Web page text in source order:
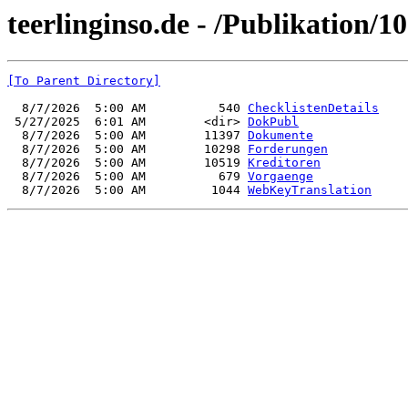
teerlinginso.de - /Publikation/
[To Parent Directory]
  8/7/2026  5:00 AM          540
ChecklistenDetails
5/27/2025  6:01 AM        <dir> DokPubl
  8/7/2026  5:00 AM        11397
Dokumente
  8/7/2026  5:00 AM        10298
Forderungen
  8/7/2026  5:00 AM        10519
Kreditoren
  8/7/2026  5:00 AM          679
Vorgaenge
  8/7/2026  5:00 AM         1044
WebKeyTranslation